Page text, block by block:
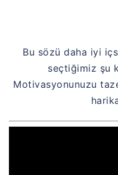
Bu sözü daha iyi
seçtiğimiz şu
Motivasyonunuzu